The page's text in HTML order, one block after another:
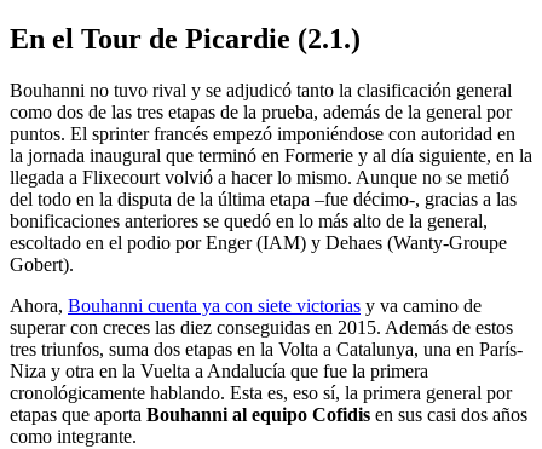
En el Tour de Picardie (2.1.)
Bouhanni no tuvo rival y se adjudicó tanto la clasificación general
como dos de las tres etapas de la prueba, además de la general por
puntos. El sprinter francés empezó imponiéndose con autoridad en
la jornada inaugural que terminó en Formerie y al día siguiente, en la
llegada a Flixecourt volvió a hacer lo mismo. Aunque no se metió
del todo en la disputa de la última etapa –fue décimo-, gracias a las
bonificaciones anteriores se quedó en lo más alto de la general,
escoltado en el podio por Enger (IAM) y Dehaes (Wanty-Groupe
Gobert).
Ahora, Bouhanni cuenta ya con siete victorias y va camino de
superar con creces las diez conseguidas en 2015. Además de estos
tres triunfos, suma dos etapas en la Volta a Catalunya, una en París-
Niza y otra en la Vuelta a Andalucía que fue la primera
cronológicamente hablando. Esta es, eso sí, la primera general por
etapas que aporta Bouhanni al equipo Cofidis en sus casi dos años
como integrante.